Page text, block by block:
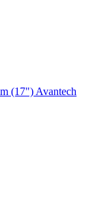
(17") Avantech